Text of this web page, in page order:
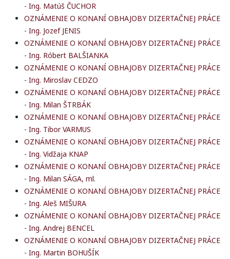
- Ing. Matúš ČUCHOR
OZNÁMENIE O KONANÍ OBHAJOBY DIZERTAČNEJ PRÁCE
- Ing. Jozef JENIS
OZNÁMENIE O KONANÍ OBHAJOBY DIZERTAČNEJ PRÁCE
- Ing. Róbert BALŠIANKA
OZNÁMENIE O KONANÍ OBHAJOBY DIZERTAČNEJ PRÁCE
- Ing. Miroslav CEDZO
OZNÁMENIE O KONANÍ OBHAJOBY DIZERTAČNEJ PRÁCE
- Ing. Milan ŠTRBÁK
OZNÁMENIE O KONANÍ OBHAJOBY DIZERTAČNEJ PRÁCE
- Ing. Tibor VARMUS
OZNÁMENIE O KONANÍ OBHAJOBY DIZERTAČNEJ PRÁCE
- Ing. Vidžaja KNAP
OZNÁMENIE O KONANÍ OBHAJOBY DIZERTAČNEJ PRÁCE
- Ing. Milan SÁGA, ml.
OZNÁMENIE O KONANÍ OBHAJOBY DIZERTAČNEJ PRÁCE
- Ing. Aleš MIŠURA
OZNÁMENIE O KONANÍ OBHAJOBY DIZERTAČNEJ PRÁCE
- Ing. Andrej BENCEL
OZNÁMENIE O KONANÍ OBHAJOBY DIZERTAČNEJ PRÁCE
- Ing. Martin BOHUŠÍK